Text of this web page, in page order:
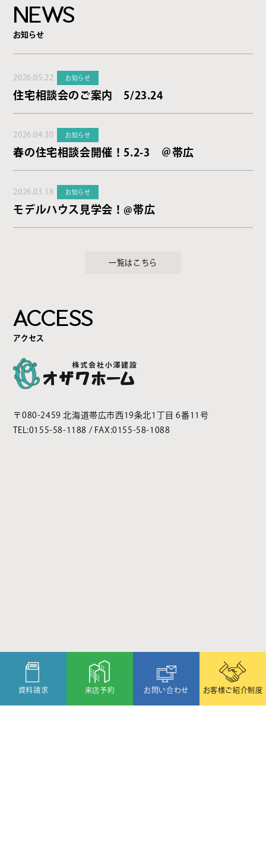
資料請求 来店予約 お問い合わせ お客様ご紹介制度
NEWS
お知らせ
2026.05.22 お知らせ
住宅相談会のご案内 5/23.24
2026.04.30 お知らせ
春の住宅相談会開催！5.2-3 ＠帯広
2026.03.18 お知らせ
モデルハウス見学会！@帯広
一覧はこちら
ACCESS
アクセス
〒080-2459 北海道帯広市西19条北1丁目 6番11号
TEL:0155-58-1188 / FAX:0155-58-1088